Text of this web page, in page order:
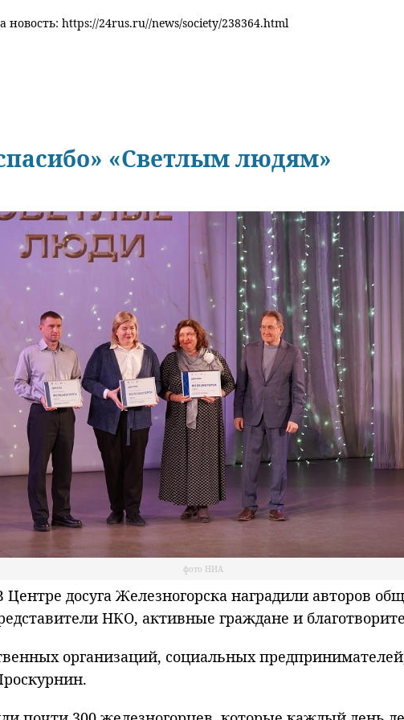
новость: https://24rus.ru//news/society/238364.html
«Светлым людям»
фото НИА
досуга Железногорска наградили авторов
НКО, активные граждане и
организаций, социальных